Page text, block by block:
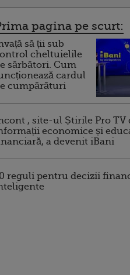
pagina pe scurt:
să ții sub
cheltuielile
sărbători. Cum
cardul
cumpărături
, site-ul Știrile Pro TV
economice și
a devenit iBani
reguli pentru decizii